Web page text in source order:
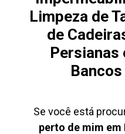
Limpeza de
de
Persianas
Se você está
perto de mim